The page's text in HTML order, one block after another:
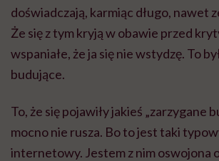
doświadczają, karmiąc długo, nawet
Że się z tym kryją w obawie przed
wspaniałe, że ja się nie wstydzę. To
budujące.
To, że się pojawiły jakieś „zarzygane
mocno nie rusza. Bo to jest taki
internetowy. Jestem z nim oswojona